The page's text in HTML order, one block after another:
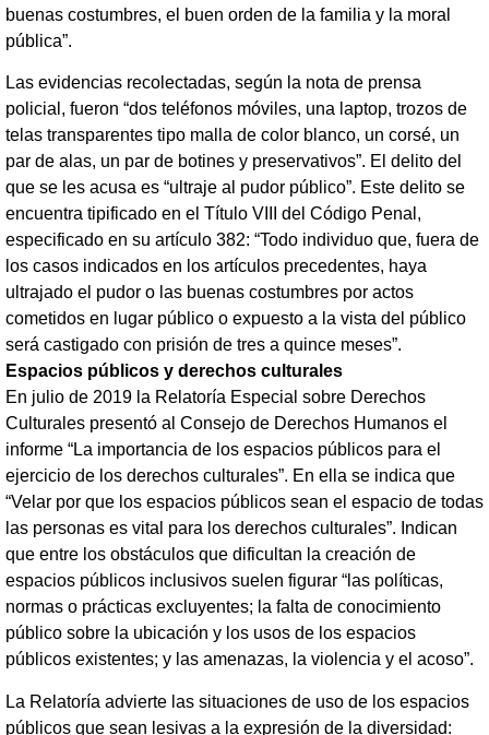
buenas costumbres, el buen orden de la familia y la moral
pública”.
Las evidencias recolectadas, según la nota de prensa
policial, fueron “dos teléfonos móviles, una laptop, trozos de
telas transparentes tipo malla de color blanco, un corsé, un
par de alas, un par de botines y preservativos”. El delito del
que se les acusa es “ultraje al pudor público”. Este delito se
encuentra tipificado en el Título VIII del Código Penal,
especificado en su artículo 382: “Todo individuo que, fuera de
los casos indicados en los artículos precedentes, haya
ultrajado el pudor o las buenas costumbres por actos
cometidos en lugar público o expuesto a la vista del público
será castigado con prisión de tres a quince meses”.
Espacios públicos y derechos culturales
En julio de 2019 la Relatoría Especial sobre Derechos
Culturales presentó al Consejo de Derechos Humanos el
informe “La importancia de los espacios públicos para el
ejercicio de los derechos culturales”. En ella se indica que
“Velar por que los espacios públicos sean el espacio de todas
las personas es vital para los derechos culturales”. Indican
que entre los obstáculos que dificultan la creación de
espacios públicos inclusivos suelen figurar “las políticas,
normas o prácticas excluyentes; la falta de conocimiento
público sobre la ubicación y los usos de los espacios
públicos existentes; y las amenazas, la violencia y el acoso”.
La Relatoría advierte las situaciones de uso de los espacios
públicos que sean lesivas a la expresión de la diversidad: